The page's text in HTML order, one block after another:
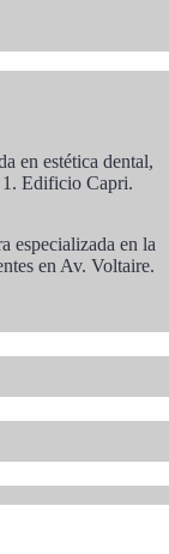
en estética dental,
Edificio Capri.
especializada en la
en Av. Voltaire.